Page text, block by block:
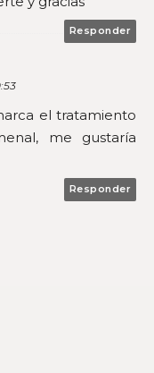
Responder
el tratamiento
me gustaría
Responder